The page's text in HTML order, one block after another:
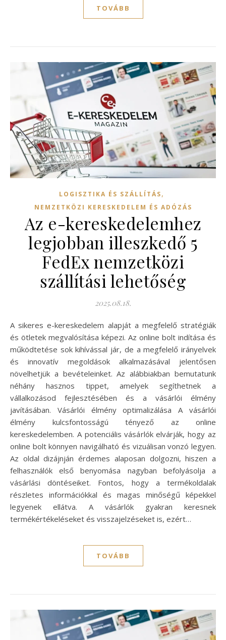
TOVÁBB
LOGISZTIKA ÉS SZÁLLÍTÁS,
NEMZETKÖZI KERESKEDELEM ÉS ADÓZÁS
Az e-kereskedelemhez
legjobban illeszkedő 5
FedEx nemzetközi
szállítási lehetőség
2025.08.18.
A sikeres e-kereskedelem alapját a megfelelő stratégiák
és ötletek megvalósítása képezi. Az online bolt indítása és
működtetése sok kihívással jár, de a megfelelő irányelvek
és innovatív megoldások alkalmazásával jelentősen
növelhetjük a bevételeinket. Az alábbiakban bemutatunk
néhány hasznos tippet, amelyek segíthetnek a
vállalkozásod fejlesztésében és a vásárlói élmény
javításában. Vásárlói élmény optimalizálása A vásárlói
élmény kulcsfontosságú tényező az online
kereskedelemben. A potenciális vásárlók elvárják, hogy az
online bolt könnyen navigálható és vizuálisan vonzó legyen.
Az oldal dizájnján érdemes alaposan dolgozni, hiszen a
felhasználók első benyomása nagyban befolyásolja a
vásárlási döntéseiket. Fontos, hogy a termékoldalak
részletes információkkal és magas minőségű képekkel
legyenek ellátva. A vásárlók gyakran keresnek
termékértékeléseket és visszajelzéseket is, ezért…
TOVÁBB